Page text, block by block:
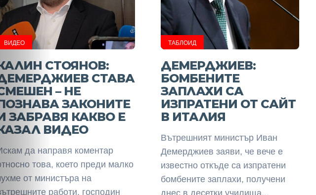
ВИДЕО
СТОЯНОВ:
СТАВА
– НЕ
ЗАКОНИТЕ
ЗАБРАВЯ КАКВО Е
ВИДЕО
да направя коментар
това, което преди малко
от министъра на
работи, господин
ТАБЛОИД
ДЕМЕРДЖИЕВ:
БОМБЕНИТЕ
ЗАПЛАХИ СА
ИЗПРАТЕНИ ОТ САЙТ
В ИТАЛИЯ
Вътрешният министър Иван
Демерджиев заяви, че вече е
известно откъде са изпратени
бомбените заплахи, получени
днес в десетки училища...